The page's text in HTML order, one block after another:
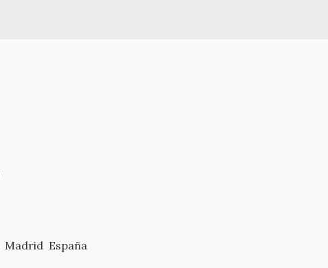
Madrid España